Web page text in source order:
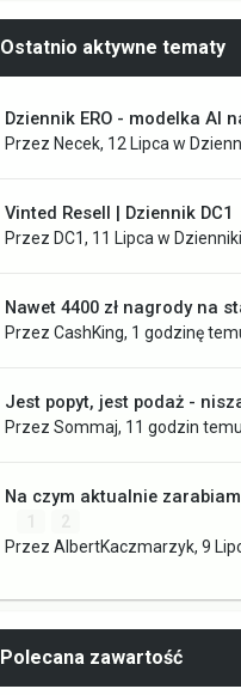
Ostatnio aktywne tematy
Dziennik ERO - modelka AI
Przez Necek, 12 Lipcaw
Vinted Resell | Dziennik DC1
Przez DC1, 11 Lipcaw
Nawet 4400 zł nagrody na
PrzezCashKing, 1 godzinę
Jest popyt, jest podaż -
PrzezSommaj, 11 godzin temu
Na czym aktualnie
PrzezAlbertKaczmarzyk,9
Polecana zawartość